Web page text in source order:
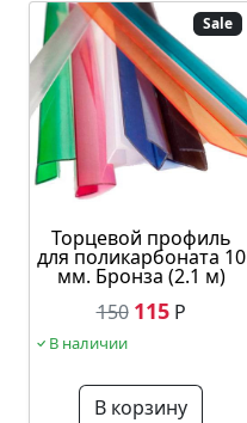
Sale
Торцевой профиль
для поликарбоната 10
мм. Бронза (2.1 м)
150 115Р
В наличии
В корзину